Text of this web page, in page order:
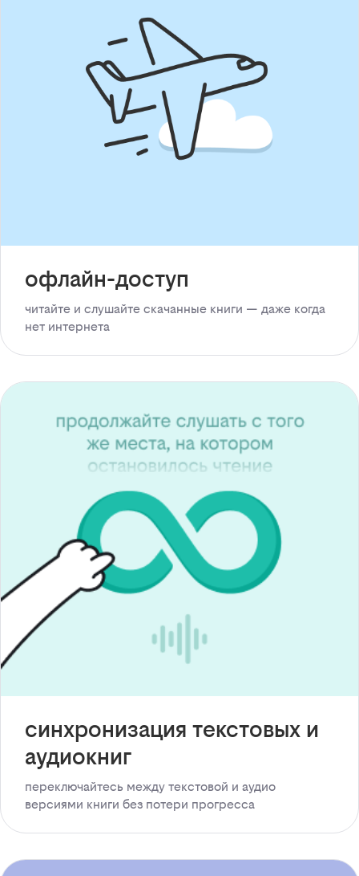
офлайн-доступ
читайте и слушайте скачанные книги — даже когда
нет интернета
синхронизация текстовых и
аудиокниг
переключайтесь между текстовой и аудио
версиями книги без потери прогресса